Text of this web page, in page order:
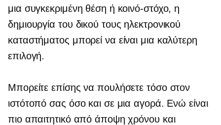
μια συγκεκριμένη θέση ή κοινό-στόχο, η
δημιουργία του δικού τους ηλεκτρονικού
καταστήματος μπορεί να είναι μια καλύτερη
επιλογή.
Μπορείτε επίσης να πουλήσετε τόσο στον
ιστότοπό σας όσο και σε μια αγορά. Ενώ είναι
πιο απαιτητικό από άποψη χρόνου και